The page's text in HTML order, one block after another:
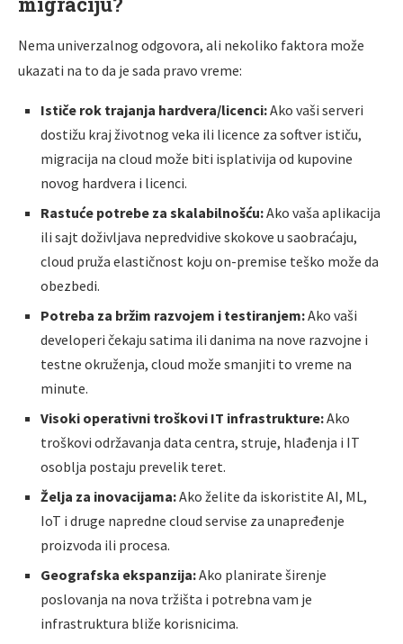
Nema univerzalnog odgovora, ali nekoliko faktora može
ukazati na to da je sada pravo vreme:
Ističe rok trajanja hardvera/licenci:Ako vaši serveri
dostižu kraj životnog veka ili licence za softver ističu,
migracija na cloud može biti isplativija od kupovine
novog hardvera i licenci.
Rastuće potrebe za skalabilnošću:Ako vaša aplikacija
ili sajt doživljava nepredvidive skokove u saobraćaju,
cloud pruža elastičnost koju on-premise teško može da
obezbedi.
Potreba za bržim razvojem i testiranjem:Ako vaši
developeri čekaju satima ili danima na nove razvojne i
testne okruženja, cloud može smanjiti to vreme na
minute.
Visoki operativni troškovi IT infrastrukture:Ako
troškovi održavanja data centra, struje, hlađenja i IT
osoblja postaju prevelik teret.
Želja za inovacijama:Ako želite da iskoristite AI, ML,
IoT i druge napredne cloud servise za unapređenje
proizvoda ili procesa.
Geografska ekspanzija:Ako planirate širenje
poslovanja na nova tržišta i potrebna vam je
infrastruktura bliže korisnicima.